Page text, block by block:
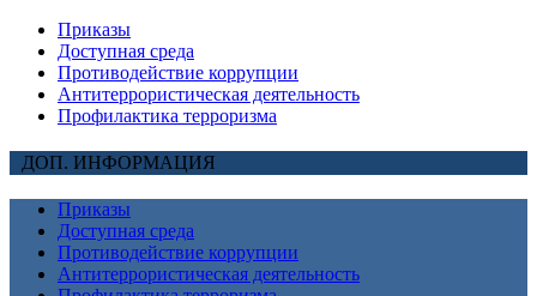
Приказы
Доступная среда
Противодействие коррупции
Антитеррористическая деятельность
Профилактика терроризма
ДОП. ИНФОРМАЦИЯ
Приказы
Доступная среда
Противодействие коррупции
Антитеррористическая деятельность